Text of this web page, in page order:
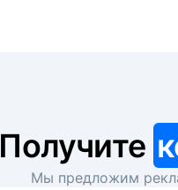
Получите
Мы предложим